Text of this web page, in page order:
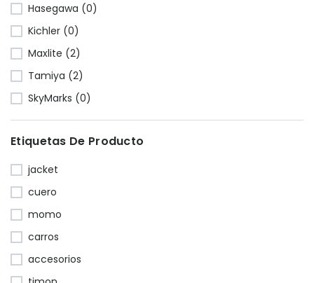
Hasegawa (0)
Kichler (0)
Maxlite (2)
Tamiya (2)
SkyMarks (0)
Etiquetas De Producto
jacket
cuero
momo
carros
accesorios